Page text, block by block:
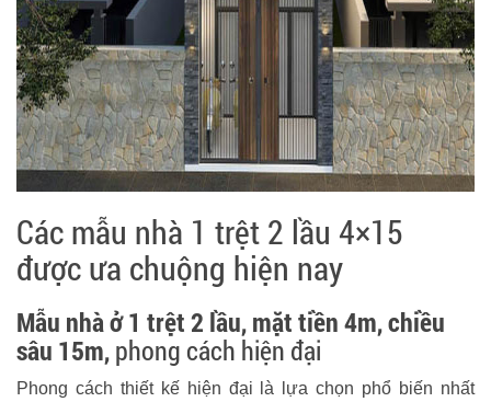
Các mẫu nhà 1 trệt 2 lầu 4×15
được ưa chuộng hiện nay
Mẫu nhà ở 1 trệt 2 lầu, mặt tiền 4m, chiều
sâu 15m,phong cách hiện đại
Phong cách thiết kế hiện đại là lựa chọn phổ biến nhất